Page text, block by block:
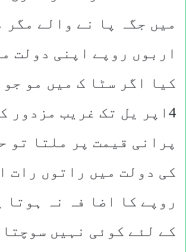
میں جگہ پا نے والے مگر
اربوں روپے اپنی دولت
کیا اگر سٹا ک میں مو جو
4اپر یل تک غریب مزدور
پرانی قیمت پر ملتا تو
کی دولت میں راتوں رات
روپے کا اضا فہ نہ ہوتا
کے لئے کوئی نہیں